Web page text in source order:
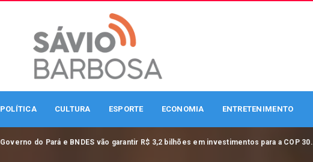
POLÍTICA CULTURA ESPORTE ECONOMIA ENTRETENIMENTO
Governo do Pará e BNDES vão garantir R$ 3,2 bilhões em investimentos para a COP 30.